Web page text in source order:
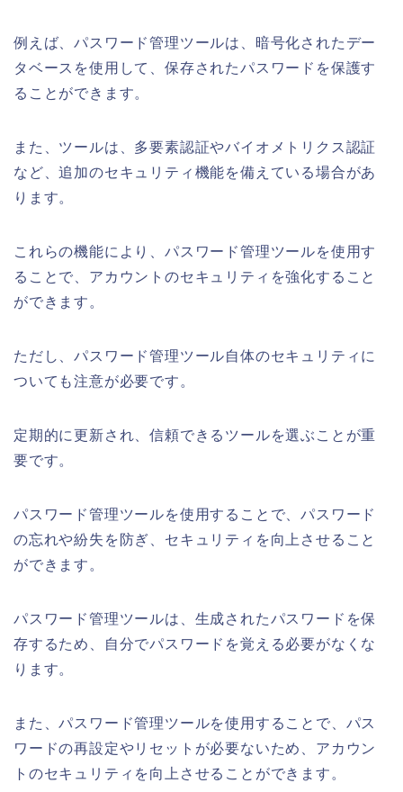
例えば、パスワード管理ツールは、暗号化されたデー
タベースを使用して、保存されたパスワードを保護す
ることができます。
また、ツールは、多要素認証やバイオメトリクス認証
など、追加のセキュリティ機能を備えている場合があ
ります。
これらの機能により、パスワード管理ツールを使用す
ることで、アカウントのセキュリティを強化すること
ができます。
ただし、パスワード管理ツール自体のセキュリティに
ついても注意が必要です。
定期的に更新され、信頼できるツールを選ぶことが重
要です。
パスワード管理ツールを使用することで、パスワード
の忘れや紛失を防ぎ、セキュリティを向上させること
ができます。
パスワード管理ツールは、生成されたパスワードを保
存するため、自分でパスワードを覚える必要がなくな
ります。
また、パスワード管理ツールを使用することで、パス
ワードの再設定やリセットが必要ないため、アカウン
トのセキュリティを向上させることができます。